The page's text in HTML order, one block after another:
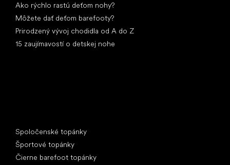
Ako rýchlo rastú deťom nohy?
Môžete dať deťom barefooty?
Prirodzený vývoj chodidla od A do Z
15 zaujímavostí o detskej nohe
Spoločenské topánky
Športové topánky
Čierne barefoot topánky